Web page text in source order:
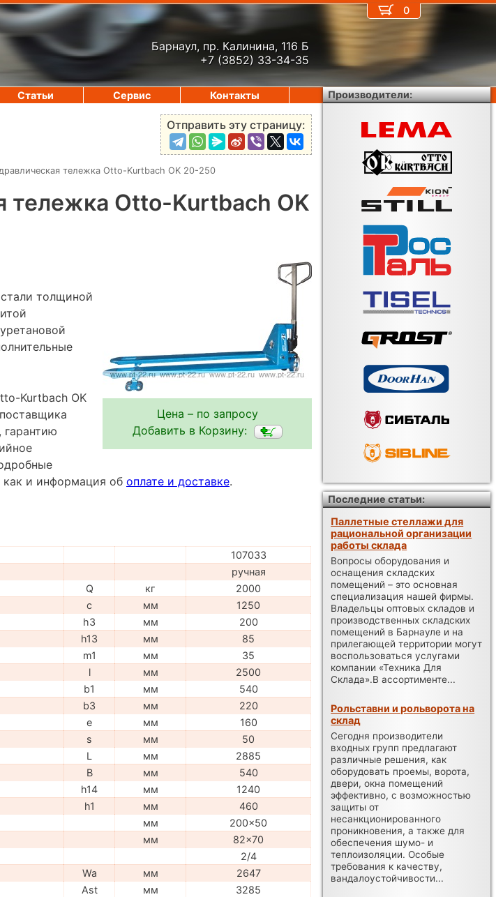
Барнаул, пр. Калинина, 116 Б
+7 (3852) 33-34-35
Отправить эту страницу:
тележка Otto-Kurtbach OK 20-250
тележка Otto-Kurtbach OK
Цена – по запросу
Добавить в Корзину:
толщиной
Kurtbach OK
как и информация об оплате и доставке.
107033
ручная
Q кг
2000
c мм
1250
h3 мм
200
h13 мм
85
m1 мм
35
l мм
2500
b1 мм
540
b3 мм
220
e мм
160
s мм
50
L мм
2885
B мм
540
h14 мм
1240
h1 мм
460
мм
200x50
мм
82x70
2/4
Wa мм
2647
Ast мм
3285
0
Статьи Сервис Контакты Производители:
Последние статьи:
Паллетные стеллажи для
рациональной организации
работы склада
Вопросы оборудования и
оснащения складских
помещений – это основная
специализация нашей фирмы.
Владельцы оптовых складов и
производственных складских
помещений в Барнауле и на
прилегающей территории могут
воспользоваться услугами
компании «Техника Для
Склада».В ассортименте...
Рольставни и рольворота на
склад
Сегодня производители
входных групп предлагают
различные решения, как
оборудовать проемы, ворота,
двери, окна помещений
эффективно, с возможностью
защиты от
несанкционированного
проникновения, а также для
обеспечения шумо- и
теплоизоляции. Особые
требования к качеству,
вандалоустойчивости...